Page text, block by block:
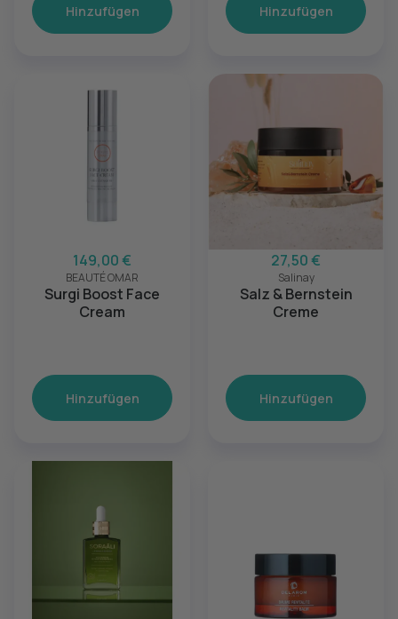
Hinzufügen Hinzufügen
149,00 €
BEAUTÉ OMAR
Surgi Boost Face
Cream
Hinzufügen
27,50 €
Salinay
Salz & Bernstein
Creme
Hinzufügen